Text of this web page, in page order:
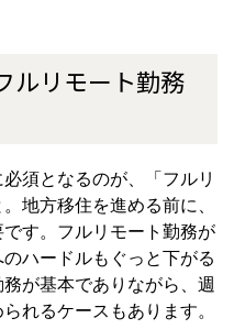
ルリモート勤務
須となるのが、「フルリ
地方移住を進める前に、
す。フルリモート勤務が
ハードルもぐっと下がる
が基本でありながら、週
れるケースもあります。